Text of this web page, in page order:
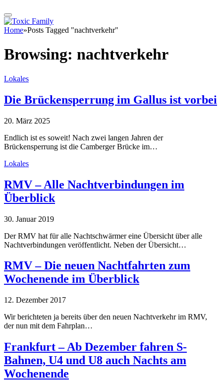
Home»Posts Tagged "nachtverkehr"
Browsing: nachtverkehr
Lokales
Die Brückensperrung im Gallus ist vorbei
20. März 2025
Endlich ist es soweit! Nach zwei langen Jahren der
Brückensperrung ist die Camberger Brücke im…
Lokales
RMV – Alle Nachtverbindungen im
Überblick
30. Januar 2019
Der RMV hat für alle Nachtschwärmer eine Übersicht über alle
Nachtverbindungen veröffentlicht. Neben der Übersicht…
RMV – Die neuen Nachtfahrten zum
Wochenende im Überblick
12. Dezember 2017
Wir berichteten ja bereits über den neuen Nachtverkehr im RMV,
der nun mit dem Fahrplan…
Frankfurt – Ab Dezember fahren S-
Bahnen, U4 und U8 auch Nachts am
Wochenende